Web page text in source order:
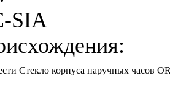
SIA
Стекло корпуса наручных часов